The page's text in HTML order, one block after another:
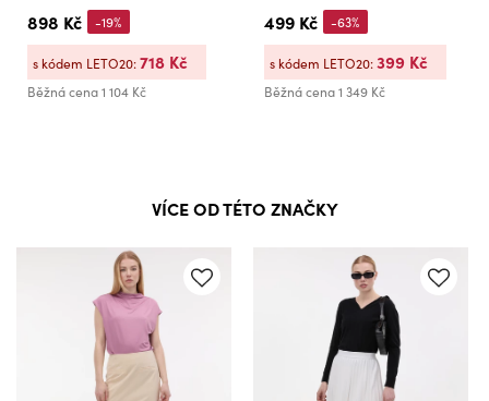
898 Kč
Běžná cena1 104 Kč
-19%
s kódem LETO20:718 Kč
499 Kč
Běžná cena1 349 Kč
-63%
s kódem LETO20:399 Kč
VÍCE OD TÉTO ZNAČKY